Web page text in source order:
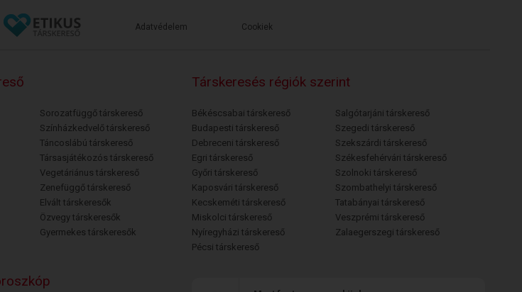
Adatvédelem Cookiek
Sorozatfüggő társkereső
Színházkedvelő társkereső
Táncoslábú társkereső
Társasjátékozós társkereső
Vegetáriánus társkereső
Zenefüggő társkereső
Elvált társkeresők
Özvegy társkeresők
Gyermekes társkeresők
Társkeresés régiók szerint
Békéscsabai társkereső
Budapesti társkereső
Debreceni társkereső
Egri társkereső
Győri társkereső
Kaposvári társkereső
Kecskeméti társkereső
Miskolci társkereső
Nyíregyházi társkereső
Pécsi társkereső
Salgótarjáni társkereső
Szegedi társkereső
Szekszárdi társkereső
Székesfehérvári társkereső
Szolnoki társkereső
Szombathelyi társkereső
Tatabányai társkereső
Veszprémi társkereső
Zalaegerszegi társkereső